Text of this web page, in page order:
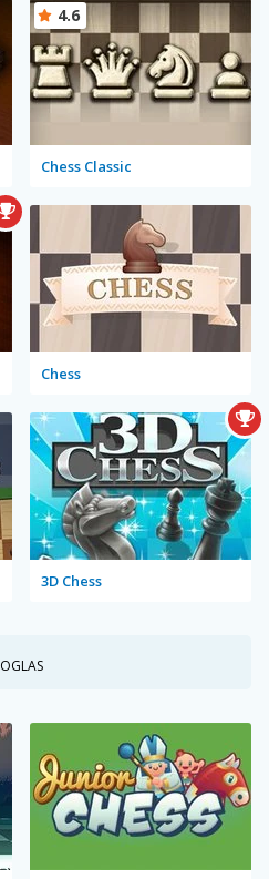
Chess Classic
4.6
Chess
3D Chess
OGLAS